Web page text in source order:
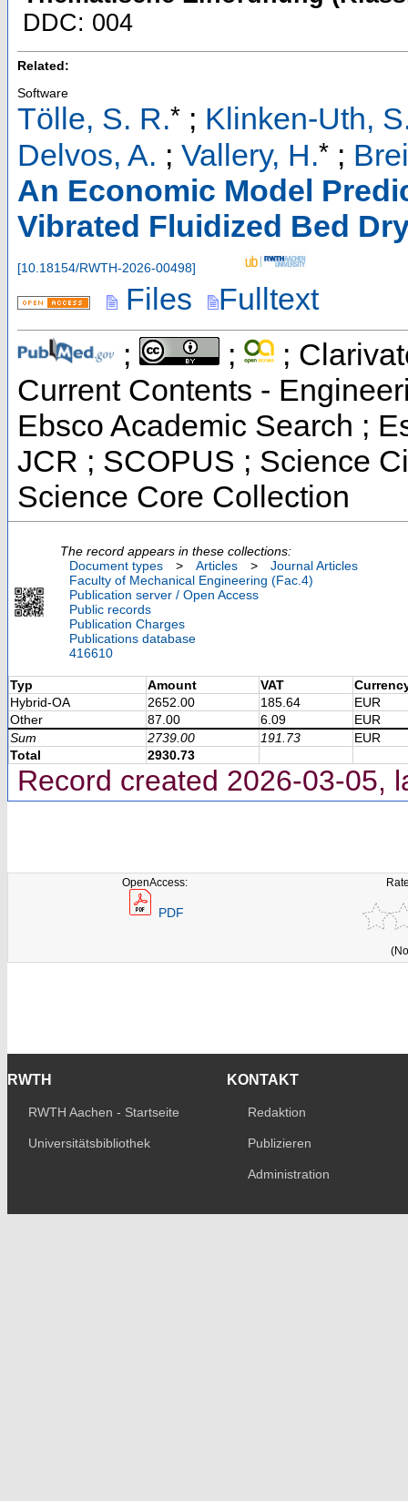
DDC: 004
Related:
Software
Tölle, S. R.* ; Klinken-Uth,
Delvos, A. ; Vallery, H.* ;
An Economic Model
Vibrated Fluidized Bed
[10.18154/RWTH-2026-00498]
Files
Fulltext
;
;
;
Current Contents -
Ebsco Academic Search ;
JCR ; SCOPUS ; Science
Science Core Collection
The record appears in these collections:
Document types
> Articles >
Journal Articles
Faculty of Mechanical Engineering (Fac.4)
Publication server / Open Access
Public records
Publication Charges
Publications database
416610
Typ Amount VAT
Hybrid-OA
2652.00 185.64
EUR
Other
87.00 6.09
EUR
Sum
2739.00 191.73
EUR
Total
2930.73
Record created 2026-03-05,
OpenAccess:
PDF
RWTH
RWTH Aachen - Startseite
Universitätsbibliothek
KONTAKT
Redaktion
Publizieren
Administration